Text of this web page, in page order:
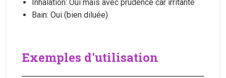
Inhalation: Oui mais avec prudence car irritante
Bain: Oui (bien diluée)
Exemples d'utilisation